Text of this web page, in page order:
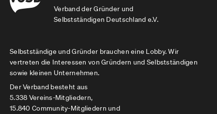
Verband der Gründer und
Selbstständigen Deutschland e.V.
Selbstständige und Gründer brauchen eine Lobby. Wir
vertreten die Interessen von Gründern und Selbstständigen
sowie kleinen Unternehmen.
Der Verband besteht aus
5.338 Vereins-Mitgliedern,
15.840 Community-Mitgliedern und